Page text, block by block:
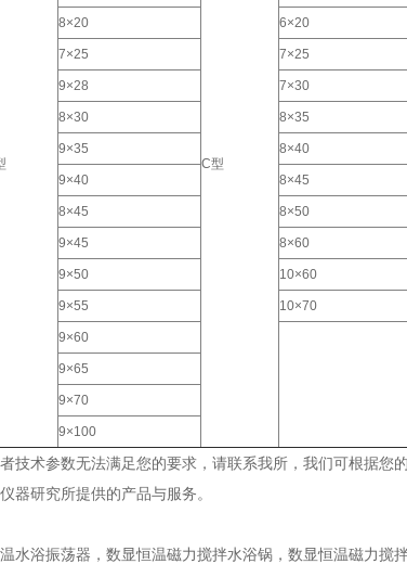
C型
8×20 6×20
7×25 7×25
9×28 7×30
8×30 8×35
9×35 8×40
9×40 8×45
8×45 8×50
9×45 8×60
9×50 10×60
9×55 10×70
9×60
9×65
9×70
9×100
技术参数无法满足您的要求，请联系我所，我们可根据您的
器研究所提供的产品与服务。
水浴振荡器，数显恒温磁力搅拌水浴锅，数显恒温磁力搅